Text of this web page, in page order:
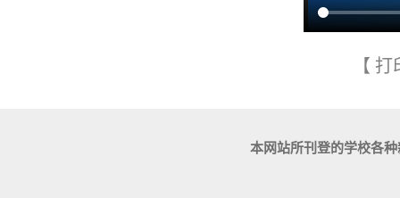
【 打
本网站所刊登的学校各